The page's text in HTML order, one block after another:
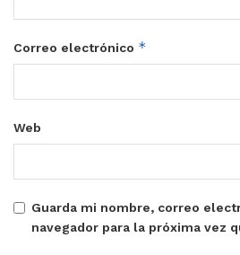
Correo electrónico *
Web
Guarda mi nombre, correo
navegador para la próxima vez